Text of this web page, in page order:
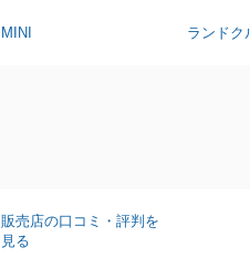
MINI ランドク
販売店の口コミ・評判を
見る